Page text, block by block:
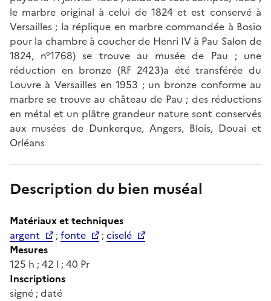
le marbre original à celui de 1824 et est conservé à
Versailles ; la réplique en marbre commandée à Bosio
pour la chambre à coucher de Henri IV à Pau Salon de
1824, n°1768) se trouve au musée de Pau ; une
réduction en bronze (RF 2423)a été transférée du
Louvre à Versailles en 1953 ; un bronze conforme au
marbre se trouve au château de Pau ; des réductions
en métal et un plâtre grandeur nature sont conservés
aux musées de Dunkerque, Angers, Blois, Douai et
Orléans
Description du bien muséal
Matériaux et techniques
argent
;fonte ;ciselé
Mesures
125 h ; 42 l ; 40 Pr
Inscriptions
signé ; daté